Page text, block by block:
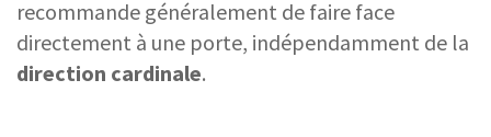
recommande généralement de faire face
directement à une porte, indépendamment de la
direction cardinale.